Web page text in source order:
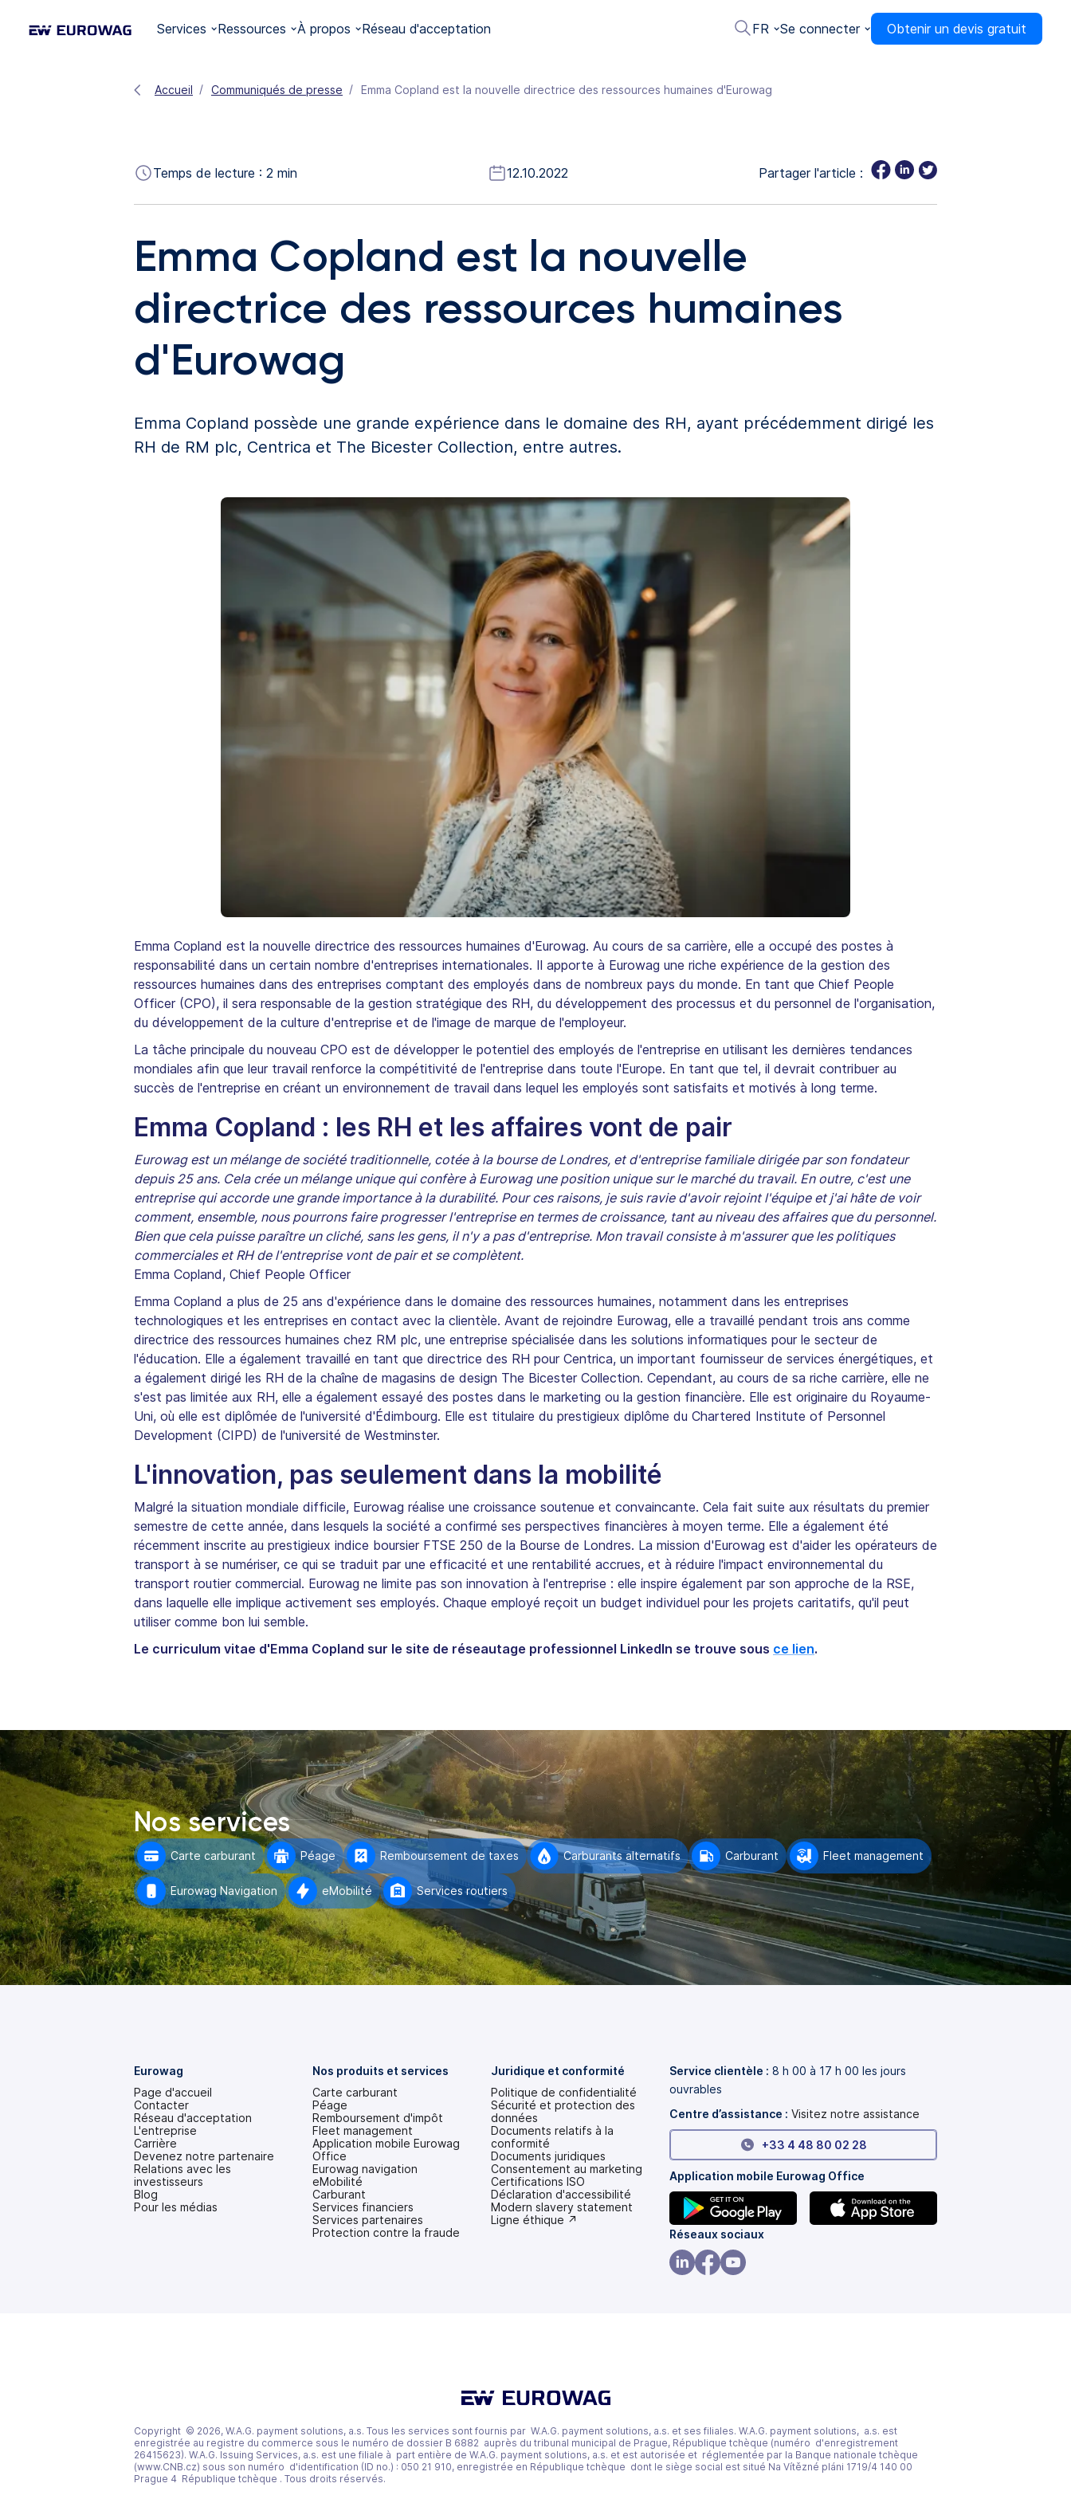
Services Ressources À propos Réseau d'acceptation FR Se connecter Obtenir un devis gratuit
Accueil Communiqués de presse Emma Copland est la nouvelle directrice des ressources humaines d'Eurowag
Temps de lecture : 2 min 12.10.2022 Partager l'article :
Emma Copland est la nouvelle
directrice des ressources humaines
d'Eurowag
Emma Copland possède une grande expérience dans le domaine des RH, ayant précédemment dirigé les
RH de RM plc, Centrica et The Bicester Collection, entre autres.
Emma Copland est la nouvelle directrice des ressources humaines d'Eurowag. Au cours de sa carrière, elle a occupé des postes à
responsabilité dans un certain nombre d'entreprises internationales. Il apporte à Eurowag une riche expérience de la gestion des
ressources humaines dans des entreprises comptant des employés dans de nombreux pays du monde. En tant que Chief People
Officer (CPO), il sera responsable de la gestion stratégique des RH, du développement des processus et du personnel de l'organisation,
du développement de la culture d'entreprise et de l'image de marque de l'employeur.
La tâche principale du nouveau CPO est de développer le potentiel des employés de l'entreprise en utilisant les dernières tendances
mondiales afin que leur travail renforce la compétitivité de l'entreprise dans toute l'Europe. En tant que tel, il devrait contribuer au
succès de l'entreprise en créant un environnement de travail dans lequel les employés sont satisfaits et motivés à long terme.
Emma Copland : les RH et les affaires vont de pair
Eurowag est un mélange de société traditionnelle, cotée à la bourse de Londres, et d'entreprise familiale dirigée par son fondateur
depuis 25 ans. Cela crée un mélange unique qui confère à Eurowag une position unique sur le marché du travail. En outre, c'est une
entreprise qui accorde une grande importance à la durabilité. Pour ces raisons, je suis ravie d'avoir rejoint l'équipe et j'ai hâte de voir
comment, ensemble, nous pourrons faire progresser l'entreprise en termes de croissance, tant au niveau des affaires que du personnel.
Bien que cela puisse paraître un cliché, sans les gens, il n'y a pas d'entreprise. Mon travail consiste à m'assurer que les politiques
commerciales et RH de l'entreprise vont de pair et se complètent.
Emma Copland, Chief People Officer
Emma Copland a plus de 25 ans d'expérience dans le domaine des ressources humaines, notamment dans les entreprises
technologiques et les entreprises en contact avec la clientèle. Avant de rejoindre Eurowag, elle a travaillé pendant trois ans comme
directrice des ressources humaines chez RM plc, une entreprise spécialisée dans les solutions informatiques pour le secteur de
l'éducation. Elle a également travaillé en tant que directrice des RH pour Centrica, un important fournisseur de services énergétiques, et
a également dirigé les RH de la chaîne de magasins de design The Bicester Collection. Cependant, au cours de sa riche carrière, elle ne
s'est pas limitée aux RH, elle a également essayé des postes dans le marketing ou la gestion financière. Elle est originaire du Royaume-
Uni, où elle est diplômée de l'université d'Édimbourg. Elle est titulaire du prestigieux diplôme du Chartered Institute of Personnel
Development (CIPD) de l'université de Westminster.
L'innovation, pas seulement dans la mobilité
Malgré la situation mondiale difficile, Eurowag réalise une croissance soutenue et convaincante. Cela fait suite aux résultats du premier
semestre de cette année, dans lesquels la société a confirmé ses perspectives financières à moyen terme. Elle a également été
récemment inscrite au prestigieux indice boursier FTSE 250 de la Bourse de Londres. La mission d'Eurowag est d'aider les opérateurs de
transport à se numériser, ce qui se traduit par une efficacité et une rentabilité accrues, et à réduire l'impact environnemental du
transport routier commercial. Eurowag ne limite pas son innovation à l'entreprise : elle inspire également par son approche de la RSE,
dans laquelle elle implique activement ses employés. Chaque employé reçoit un budget individuel pour les projets caritatifs, qu'il peut
utiliser comme bon lui semble.
Le curriculum vitae d'Emma Copland sur le site de réseautage professionnel LinkedIn se trouve sous ce lien.
Nos services
Carte carburant Péage Remboursement de taxes Carburants alternatifs Carburant Fleet management
Eurowag Navigation eMobilité Services routiers
Eurowag
Page d'accueil
Contacter
Réseau d'acceptation
L'entreprise
Carrière
Devenez notre partenaire
Relations avec les
investisseurs
(s'ouvre
dans
Blog
Pour les médias
Nos produits et services
Carte carburant
Péage
Remboursement d'impôt
Fleet management
Application mobile Eurowag
Office
Eurowag navigation
eMobilité
Carburant
Services financiers
Services partenaires
Protection contre la fraude
Juridique et conformité
Politique de confidentialité
Sécurité et protection des
données
Documents relatifs à la
conformité
Documents juridiques
Consentement au marketing
Certifications ISO
Déclaration d'accessibilité
(s'ouvre
dans
Modern slavery statement
(s'ouvre
Ligne éthique ↗
Service clientèle : 8 h 00 à 17 h 00 les jours
ouvrables
Centre d’assistance : Visitez notre assistance
+33 4 48 80 02 28
Application mobile Eurowag Office
(s'ouvre
dans
un
Réseaux sociaux
Copyright © 2026, W.A.G. payment solutions, a.s. Tous les services sont fournis par W.A.G. payment solutions, a.s. et ses filiales. W.A.G. payment solutions, a.s. est
enregistrée au registre du commerce sous le numéro de dossier B 6882 auprès du tribunal municipal de Prague, République tchèque (numéro d'enregistrement
26415623). W.A.G. Issuing Services, a.s. est une filiale à part entière de W.A.G. payment solutions, a.s. et est autorisée et réglementée par la Banque nationale tchèque
(www.CNB.cz) sous son numéro d'identification (ID no.) : 050 21 910, enregistrée en République tchèque dont le siège social est situé Na Vítězné pláni 1719/4 140 00
Prague 4 République tchèque . Tous droits réservés.